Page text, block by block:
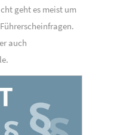
geht es meist um
auch